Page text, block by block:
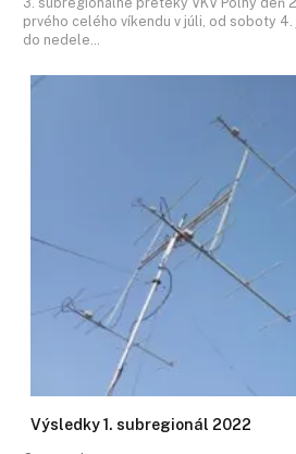
prvého celého víkendu v júli, od soboty 4.
do nedele…
Výsledky 1. subregionál 2022